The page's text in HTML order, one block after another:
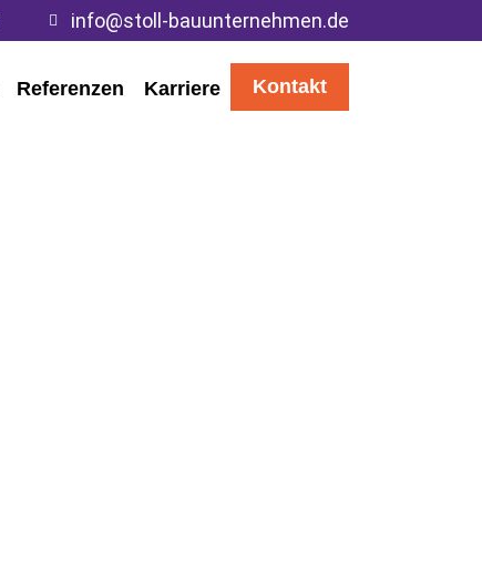
info@stoll-bauunternehmen.de
Kontakt
Referenzen Karriere